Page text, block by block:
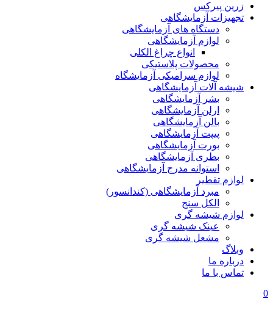
زرین پیرکس
تجهیزات آزمایشگاهی
دستگاه های آزمایشگاهی
لوازم آزمایشگاهی
انواع چراغ الکلی
محصولات پلاستیکی
لوازم سرامیکی آزمایشگاه
شیشه آلات آزمایشگاهی
بشر آزمایشگاهی
ارلن آزمایشگاهی
بالن آزمایشگاهی
پیپت آزمایشگاهی
بورت آزمایشگاهی
بطری آزمایشگاهی
استوانه مدرج آزمایشگاهی
لوازم تقطیر
مبرد آزمایشگاهی (کندانسور)
الکل سنج
لوازم شیشه گری
عینک شیشه گری
مشعل شیشه گری
وبلاگ
درباره ما
تماس با ما
0